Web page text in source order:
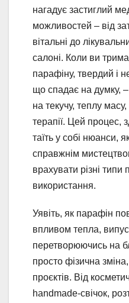
нагадує застиглий
можливостей – від
вітальні до
салоні. Коли ви
парафіну, твердий і
що спадає на думку,
на текучу, теплу
терапії. Цей процес,
таїть у собі нюанси,
справжнім
врахувати різні типи
використання.
Уявіть, як парафін
впливом тепла,
перетворюючись на
просто фізична
проєктів. Від
handmade-свічок,